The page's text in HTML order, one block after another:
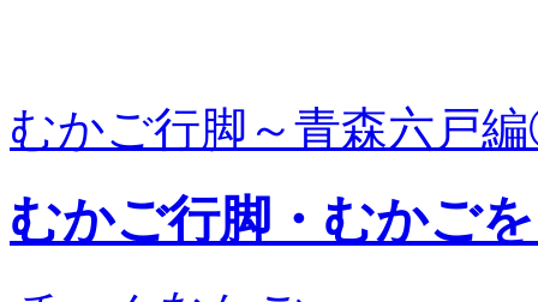
むかご行脚～青森六戸
むかご行脚・むかご